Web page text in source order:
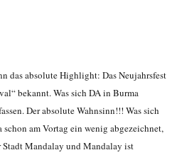
das absolute Highlight: Das Neujahrsfest
bekannt. Was sich DA in Burma
Der absolute Wahnsinn!!! Was sich
am Vortag ein wenig abgezeichnet,
Stadt Mandalay und Mandalay ist